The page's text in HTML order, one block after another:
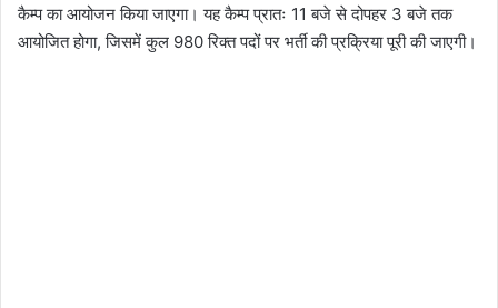
कैम्प का आयोजन किया जाएगा। यह कैम्प प्रातः 11 बजे से दोपहर 3 बजे तक
आयोजित होगा, जिसमें कुल 980 रिक्त पदों पर भर्ती की प्रक्रिया पूरी की जाएगी।